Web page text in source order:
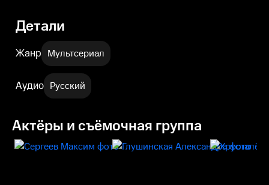
Детали
Жанр Мультсериал
Аудио Русский
Актёры и съёмочная группа